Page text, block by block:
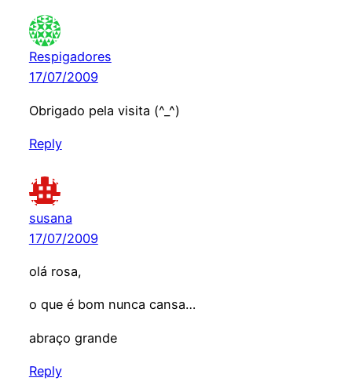
Respigadores
17/07/2009
Obrigado pela visita (^_^)
Reply
susana
17/07/2009
olá rosa,
o que é bom nunca cansa…
abraço grande
Reply